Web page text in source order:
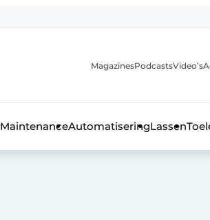
MagazinesPodcastsVideo’s
MaintenanceAutomatiseringLassen